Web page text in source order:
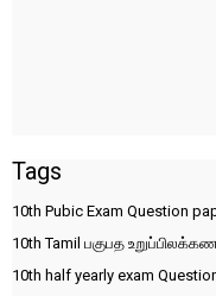
Tags
10th Pubic Exam Question
10th Tamil பகுபத
10th half yearly exam